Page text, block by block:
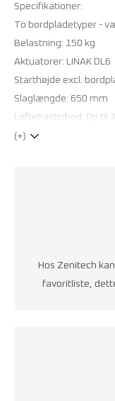
Specifikationer:
To bordpladetyper -
Belastning: 150 kg
Aktuatorer: LINAK DL6
Starthøjde excl.
Slaglængde: 650 mm
Løftehastighed: Op til
Laserskåret stålstel
De viste priser er for
(+)
Hos Zenitech
favoritliste,